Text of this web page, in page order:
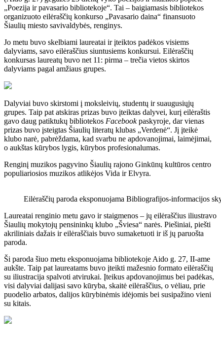
„Poezija ir pavasario bibliotekoje“. Tai – baigiamasis bibliotekos
organizuoto eilėraščių konkurso „Pavasario daina“ finansuoto
Šiaulių miesto savivaldybės, renginys.
Jo metu buvo skelbiami laureatai ir įteiktos padėkos visiems
dalyviams, savo eilėraščius siuntusiems konkursui. Eilėraščių
konkursas laureatų buvo net 11: pirma – trečia vietos skirtos
dalyviams pagal amžiaus grupes.
Dalyviai buvo skirstomi į moksleivių, studentų ir suaugusiųjų
grupes. Taip pat atskiras prizas buvo įteiktas dalyvei, kurį eilėraštis
gavo daug patiktukų bibliotekos Facebookpaskyroje, dar vienas
prizas buvo įsteigtas Šiaulių literatų klubas „Verdenė“. Jį įteikė
klubo narė, pabrėždama, kad svarbu ne apdovanojimai, laimėjimai,
o aukštas kūrybos lygis, kūrybos profesionalumas.
Renginį muzikos pagyvino Šiaulių rajono Ginkūnų kultūros centro
populiariosios muzikos atlikėjos Vida ir Elvyra.
Eilėraščių paroda eksponuojama Bibliografijos-informacijos
Laureatai renginio metu gavo ir staigmenos – jų eilėraščius iliustravo
Šiaulių mokytojų pensininkų klubo „Šviesa“ narės. Piešiniai, piešti
akriliniais dažais ir eilėraščiais buvo sumaketuoti ir iš jų paruošta
paroda.
Ši paroda šiuo metu eksponuojama bibliotekoje Aido g. 27, II-ame
aukšte. Taip pat laureatams buvo įteikti mažesnio formato eilėraščių
su iliustracija spalvoti atvirukai. Įteikus apdovanojimus bei padėkas,
visi dalyviai dalijasi savo kūryba, skaitė eilėraščius, o vėliau, prie
puodelio arbatos, dalijos kūrybinėmis idėjomis bei susipažino vieni
su kitais.